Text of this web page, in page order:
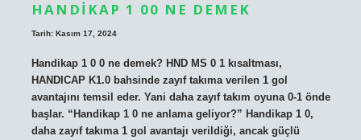
HANDIKAP 1 00 NE DEMEK
Tarih: Kasım 17, 2024
Handikap 1 0 0 ne demek? HND MS 0 1 kısaltması,
HANDICAP K1.0 bahsinde zayıf takıma verilen 1 gol
avantajını temsil eder. Yani daha zayıf takım oyuna 0-1 önde
başlar. “Handikap 1 0 ne anlama geliyor?” Handikap 1 0,
daha zayıf takıma 1 gol avantajı verildiği, ancak güçlü